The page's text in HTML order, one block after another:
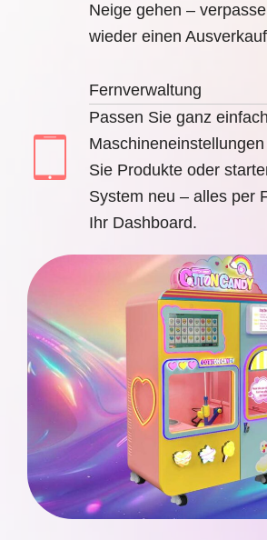
Neige gehen –
wieder einen
Fernverwaltung
Passen Sie ganz
Sie Produkte oder
System neu – alles per
Ihr Dashboard.